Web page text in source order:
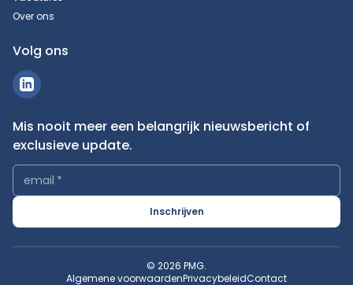
Over ons
Volg ons
Mis nooit meer een belangrijk nieuwsbericht of
exclusieve update.
email *
Inschrijven
© 2026 PMG.
Algemene voorwaardenPrivacybeleidContact